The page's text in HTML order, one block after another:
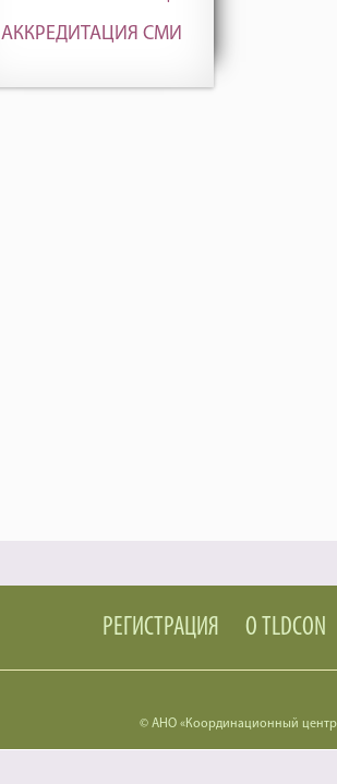
АККРЕДИТАЦИЯ СМИ
РЕГИСТРАЦИЯ О TLDCON
© АНО «Координационный центр